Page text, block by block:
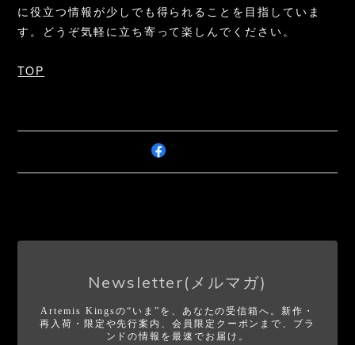
に役立つ情報が少しでも得られることを目指していま
す。どうぞ気軽に立ち寄って楽しんでください。
TOP
Newsletter(メルマガ)
Artemis Kingsの“いま”を、あなたの受信箱へ。新作・
再入荷・限定や先行案内、会員限定クーポンまで、ブラ
ンドの情報を最速でお届け。